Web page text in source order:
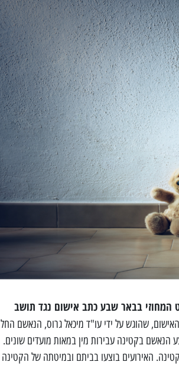
המחוזי בבאר שבע כתב אישום נגד תושב
שהוגש על ידי עו"ד מיכאל גרוס, הנאשם החל
לאנוס את הקטינה. האירועים בוצעו בביתם ובמיטתה של הקטינה